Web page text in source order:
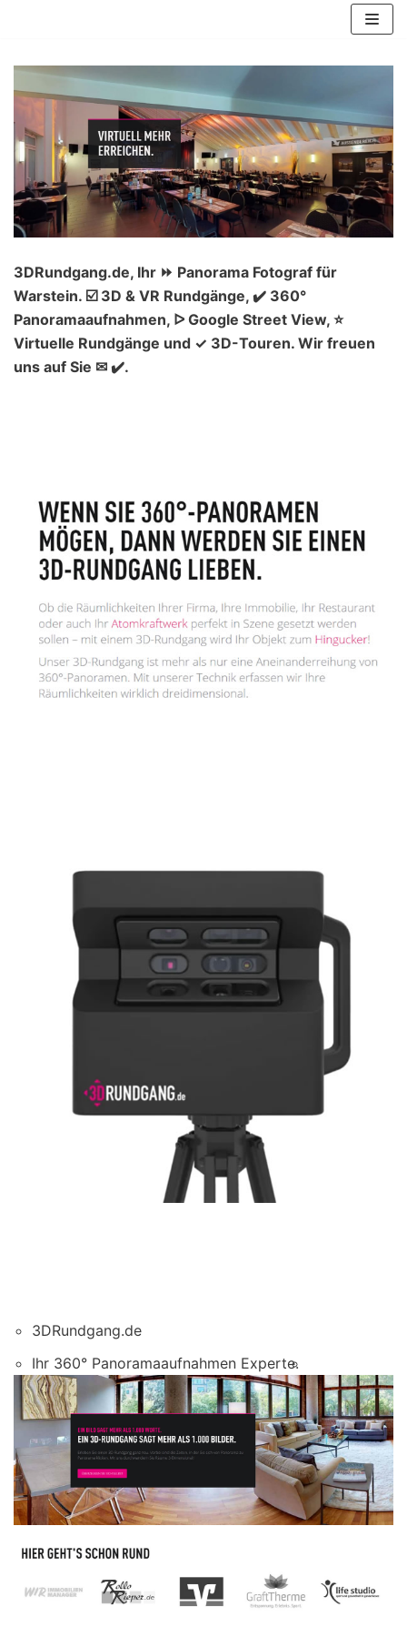
Inhalt
springen
3DRundgang.de, Ihr ⏩ Panorama Fotograf für
Warstein. ☑️ 3D & VR Rundgänge, ✔️ 360°
Panoramaaufnahmen, ᐅ Google Street View, ⭐
Virtuelle Rundgänge und ✓ 3D-Touren. Wir freuen
uns auf Sie ✉ ✔️.
3DRundgang.de
Ihr 360° Panoramaaufnahmen Experte.